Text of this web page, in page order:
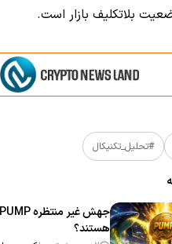
بلاتکلیف بازار است.
#تحلیل_تکنیکال
هستند؟